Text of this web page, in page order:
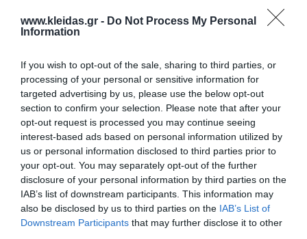
www.kleidas.gr - Do Not Process My Personal
Information
If you wish to opt-out of the sale, sharing to third parties, or
processing of your personal or sensitive information for
targeted advertising by us, please use the below opt-out
section to confirm your selection. Please note that after your
opt-out request is processed you may continue seeing
interest-based ads based on personal information utilized by
us or personal information disclosed to third parties prior to
your opt-out. You may separately opt-out of the further
disclosure of your personal information by third parties on the
IAB’s list of downstream participants. This information may
also be disclosed by us to third parties on the IAB’s List of
Downstream Participants that may further disclose it to other
Επιλογές
Ενημερωτικό δελτίο:
Ο κωδικός πρόσβασης